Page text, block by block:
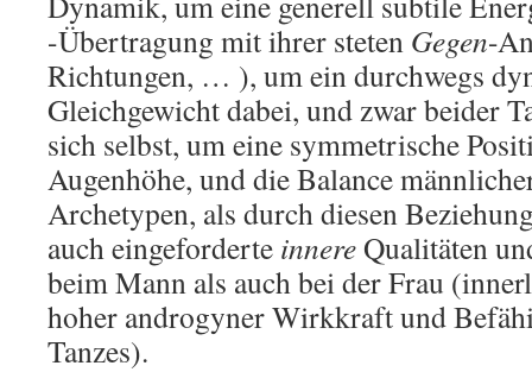
-Übertragung mit ihrer steten Gegen-
Richtungen, … ), um ein durchwegs
Gleichgewicht dabei, und zwar beider
sich selbst, um eine symmetrische
Augenhöhe, und die Balance
Archetypen, als durch diesen
auch eingeforderte innereQualitäten
beim Mann als auch bei der Frau
hoher androgyner Wirkkraft und
Tanzes).